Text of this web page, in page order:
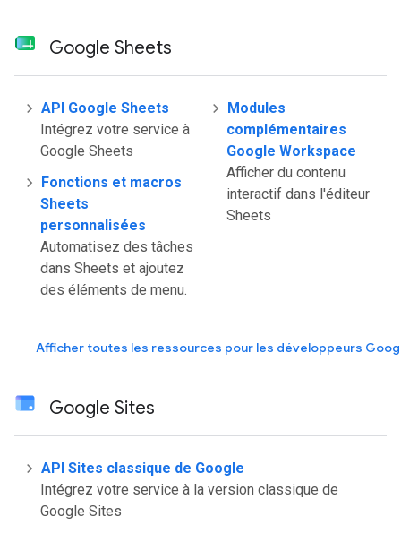
Google Sheets
API Google Sheets
Intégrez votre service à
Google Sheets
Fonctions et macros
Sheets
personnalisées
Automatisez des tâches
dans Sheets et ajoutez
des éléments de menu.
Modules
complémentaires
Google Workspace
Afficher du contenu
interactif dans l'éditeur
Sheets
Afficher toutes les ressources pour les développeurs
Google Sites
API Sites classique de Google
Intégrez votre service à la version classique de
Google Sites